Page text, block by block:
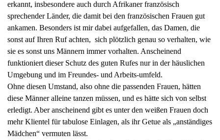
erkannt, insbesondere auch durch Afrikaner französisch
sprechender Länder, die damit bei den französischen Frauen gut
ankamen. Besonders ist mir dabei aufgefallen, das Damen, die
sonst auf Ihren Ruf achten, sich plötzlich genau so verhalten, wie
sie es sonst uns Männern immer vorhalten. Anscheinend
funktioniert dieser Schutz des guten Rufes nur in der häuslichen
Umgebung und im Freundes- und Arbeits-umfeld.
Ohne diesen Umstand, also ohne die passenden Frauen, hätten
diese Männer alleine tanzen müssen, und es hätte sich von selbst
erledigt. Aber anscheinend gibt es unter den weißen Frauen doch
mehr Klientel für tabulose Einlagen, als ihr Getue als „anständiges
Mädchen“ vermuten lässt.